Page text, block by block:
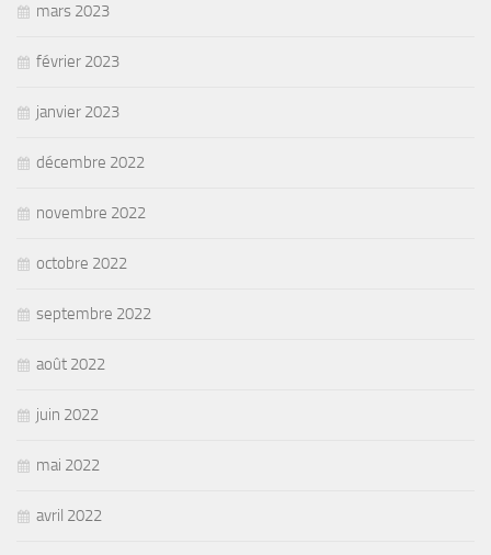
mars 2023
février 2023
janvier 2023
décembre 2022
novembre 2022
octobre 2022
septembre 2022
août 2022
juin 2022
mai 2022
avril 2022